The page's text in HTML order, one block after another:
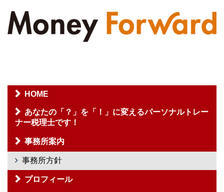
HOME
あなたの「？」を「！」に変えるパーソナルトレー
ナー税理士です！
事務所案内
事務所方針
プロフィール